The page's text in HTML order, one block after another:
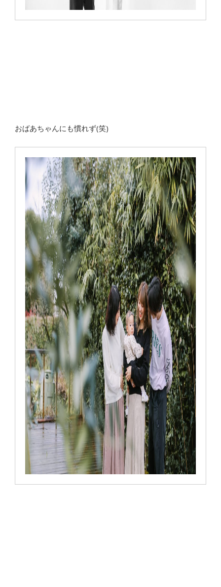
おばあちゃんにも慣れず(笑)